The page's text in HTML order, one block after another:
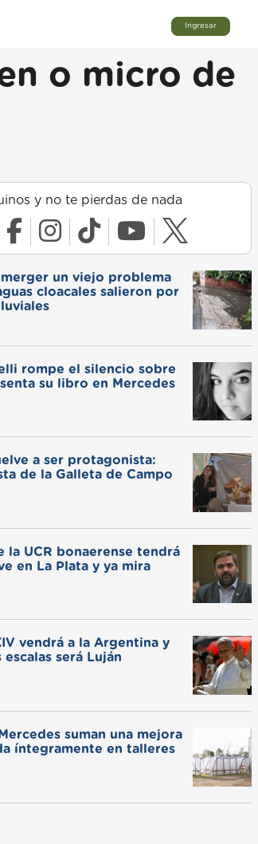
Ingresar
o micro de
y no te pierdas de nada
un viejo problema
cloacales salieron por
rompe el silencio sobre
su libro en Mercedes
a ser protagonista:
de la Galleta de Campo
la UCR bonaerense tendrá
en La Plata y ya mira
vendrá a la Argentina y
será Luján
suman una mejora
íntegramente en talleres